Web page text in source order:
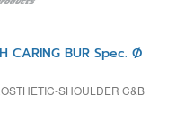
CARING BUR Spec. Ø
SHOULDER C&B